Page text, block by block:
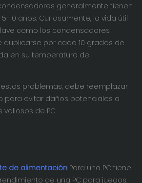
generalmente tienen
10 años. Curiosamente, la vida útil
como los condensadores
por cada 10 grados de
en su temperatura de
problemas, debe reemplazar
para evitar daños potenciales a
de PC.
de alimentación Para una PC tiene
de una PC para juegos.